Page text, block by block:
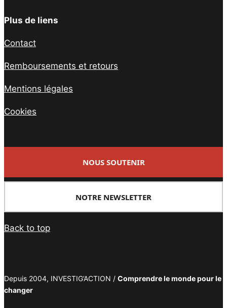
Plus de liens
Contact
Remboursements et retours
Mentions légales
Cookies
NOUS SOUTENIR
NOTRE NEWSLETTER
Back to top
Depuis 2004, INVESTIG’ACTION / Comprendre le monde pour le
changer